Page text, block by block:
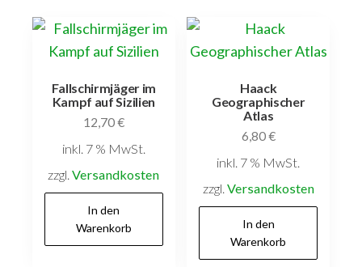
Fallschirmjäger im
Kampf auf Sizilien
12,70€
inkl. 7 % MwSt.
zzgl.Versandkosten
In den
Warenkorb
Haack
Geographischer
Atlas
6,80€
inkl. 7 % MwSt.
zzgl. Versandkosten
In den
Warenkorb